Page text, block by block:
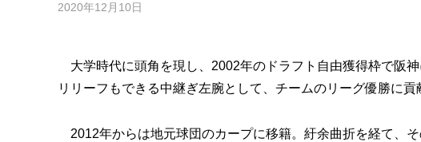
2020年12月10日
大学時代に頭角を現し、2002年のドラフト自由獲得枠で阪
リリーフもできる中継ぎ左腕として、チームのリーグ優勝に貢
2012年からは地元球団のカープに移籍。紆余曲折を経て、